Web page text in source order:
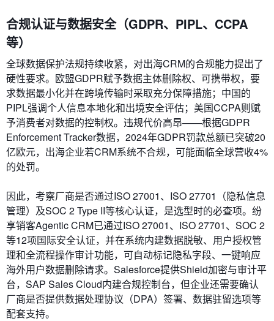
合规认证与数据安全（GDPR、PIPL、CCPA
等）
全球数据保护法规持续收紧，对出海CRM的合规能力提出了
硬性要求。欧盟GDPR赋予数据主体删除权、可携带权，要
求数据最小化并在跨境传输时采取充分保障措施；中国的
PIPL强调个人信息本地化和出境安全评估；美国CCPA则赋
予消费者对数据的控制权。违规代价高昂——根据GDPR
Enforcement Tracker数据，2024年GDPR罚款总额已突破20
亿欧元，出海企业若CRM系统不合规，可能面临全球营收4%
的处罚。
因此，考察厂商是否通过ISO 27001、ISO 27701（隐私信息
管理）及SOC 2 Type II等核心认证，是选型时的必查项。纷
享销客Agentic CRM已通过ISO 27001、ISO 27701、SOC 2
等12项国际安全认证，并在系统内建数据脱敏、用户授权管
理和全流程操作审计功能，可自动标记隐私字段、一键响应
海外用户数据删除请求。Salesforce提供Shield加密与审计平
台，SAP Sales Cloud内建合规控制台，但企业还需要确认
厂商是否提供数据处理协议（DPA）签署、数据驻留选项等
配套支持。